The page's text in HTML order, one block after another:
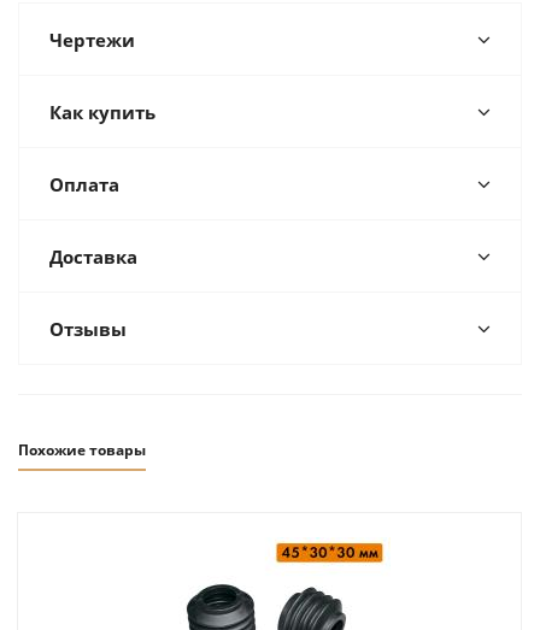
Чертежи
Как купить
Оплата
Доставка
Отзывы
Похожие товары